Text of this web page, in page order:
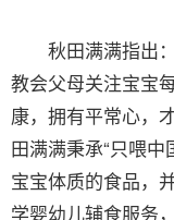
秋田满满指出：
教会父母关注宝宝
康，拥有平常心，
田满满秉承“只喂
宝宝体质的食品，
学婴幼儿辅食服务